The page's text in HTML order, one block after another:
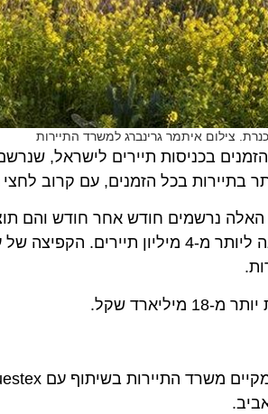
איתמר גרינברג למשרד התיירות
בכל הזמנים, עם קרוב לחצי
נרשמים חודש אחר חודש והם
התיירות. כעת מצפים במשרד להגיע עד סוף השנה ליותר
שקל.